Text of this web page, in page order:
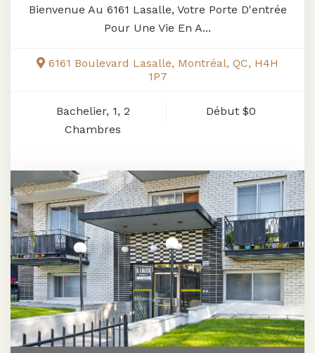
6161 Boulevard Lasalle, Montréal, QC, H4H
1P7
Bienvenue Au 6161 Lasalle, Votre Porte D'entrée
Pour Une Vie En A...
Bachelier, 1, 2
Chambres
Début $0